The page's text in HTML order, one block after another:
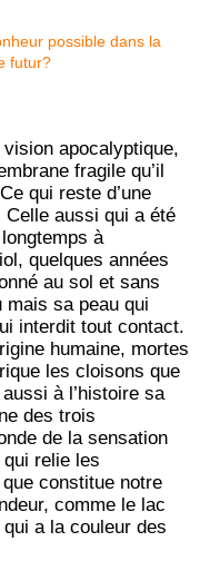
apocalyptique,
fragile qu’il
qui reste d’une
Celle aussi qui a été
à
quelques années
au sol et sans
sa peau qui
interdit tout contact.
humaine, mortes
les cloisons que
à l’histoire sa
des trois
de la sensation
relie les
constitue notre
comme le lac
a la couleur des